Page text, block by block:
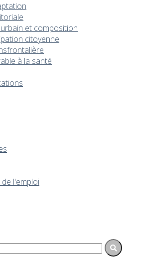
et composition
citoyenne
à la santé
l'emploi